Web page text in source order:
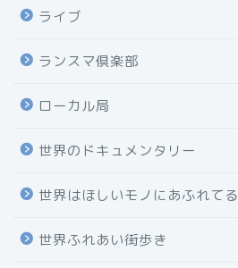
ライブ
ランスマ倶楽部
ローカル局
世界のドキュメンタリー
世界はほしいモノにあふれてる
世界ふれあい街歩き